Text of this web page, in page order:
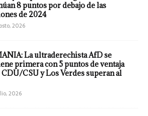
8 puntos por debajo de las
de 2024
2026
La ultraderechista AfD se
primera con 5 puntos de ventaja
CSU y Los Verdes superan al
2026